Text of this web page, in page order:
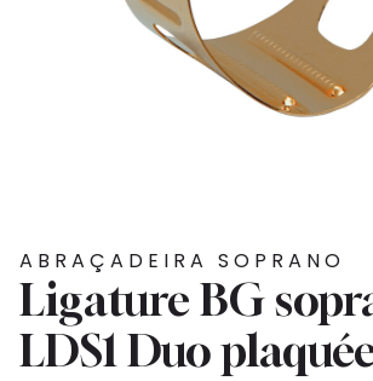
ABRAÇADEIRA SOPRANO
Ligature BG
LDS1 Duo